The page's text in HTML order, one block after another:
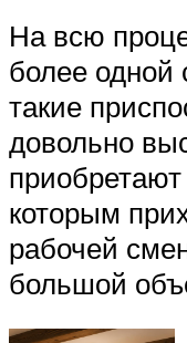
На всю
более
такие
довольно
которым
рабочей
большой